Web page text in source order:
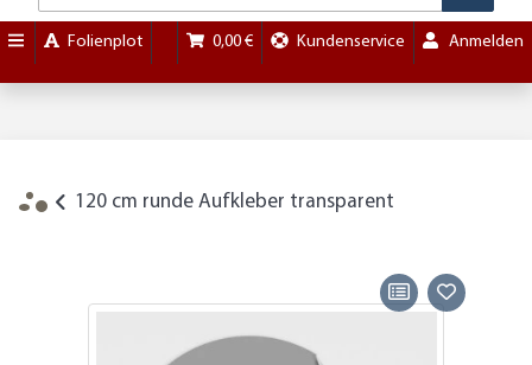
Folienplot 0,00 € Kundenservice Anmelden
120 cm runde Aufkleber transparent